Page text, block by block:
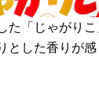
た「じゃがり
とした香りが